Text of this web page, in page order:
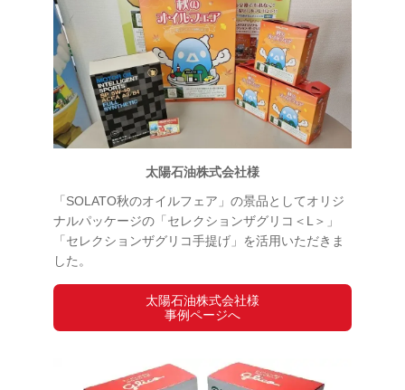
太陽石油株式会社様
「SOLATO秋のオイルフェア」の景品としてオリジ
ナルパッケージの「セレクションザグリコ＜L＞」
「セレクションザグリコ手提げ」を活用いただきま
した。
太陽石油株式会社様
事例ページへ